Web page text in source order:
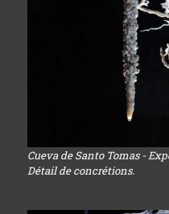
Cueva de Santo Tomas -
Détail de concrétions.